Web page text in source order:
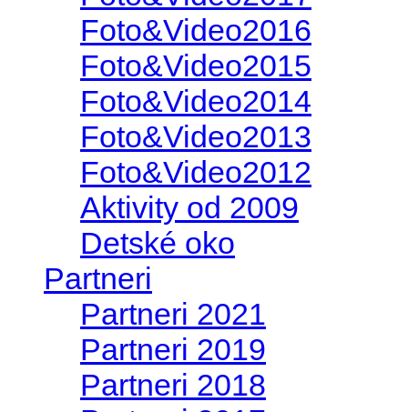
Foto&Video2017
Foto&Video2016
Foto&Video2015
Foto&Video2014
Foto&Video2013
Foto&Video2012
Aktivity od 2009
Detské oko
Partneri
Partneri 2021
Partneri 2019